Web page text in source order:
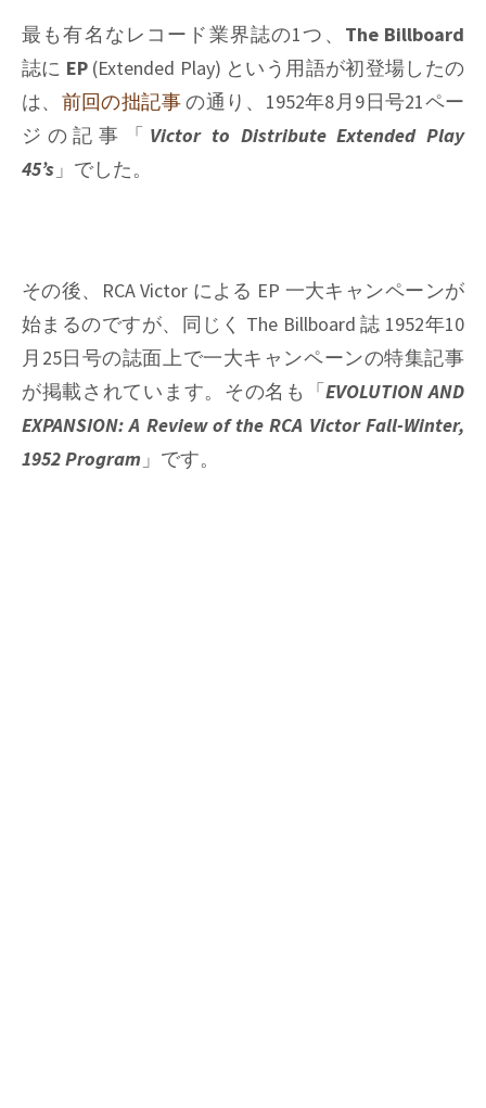
最も有名なレコード業界誌の1つ、 The Billboard
誌に EP (Extended Play) という用語が初登場したの
は、 前回の拙記事の通り、1952年8月9日号21ペー
ジの記事「 Victor to Distribute Extended Play
45’s 」でした。
その後、RCA Victor による EP 一大キャンペーンが
始まるのですが、同じく The Billboard 誌 1952年10
月25日号の誌面上で一大キャンペーンの特集記事
が掲載されています。その名も「EVOLUTION AND
EXPANSION: A Review of the RCA Victor Fall-Winter,
1952 Program 」です。